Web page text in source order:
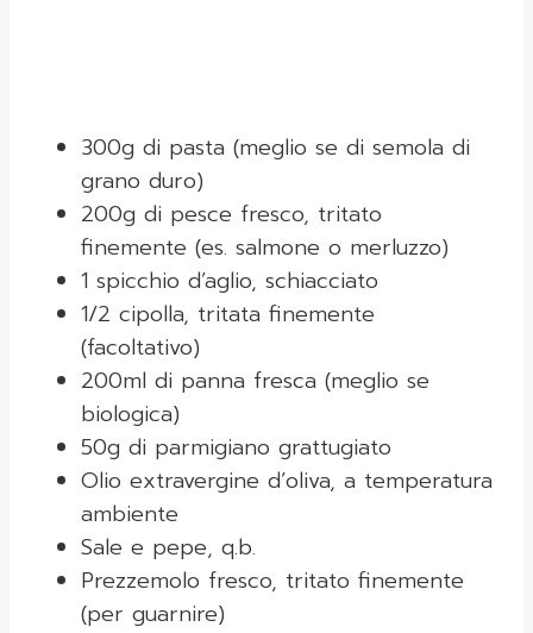
300g di pasta (meglio se di semola di
grano duro)
200g di pesce fresco, tritato
finemente (es. salmone o merluzzo)
1 spicchio d’aglio, schiacciato
1/2 cipolla, tritata finemente
(facoltativo)
200ml di panna fresca (meglio se
biologica)
50g di parmigiano grattugiato
Olio extravergine d’oliva, a temperatura
ambiente
Sale e pepe, q.b.
Prezzemolo fresco, tritato finemente
(per guarnire)